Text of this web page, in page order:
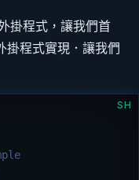
掛程式，讓我們首
掛程式實現．讓我們
SH